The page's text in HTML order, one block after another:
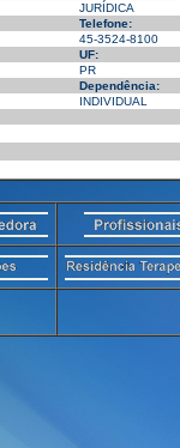
JURÍDICA
Telefone:
45-3524-8100
UF:
PR
Dependência:
INDIVIDUAL